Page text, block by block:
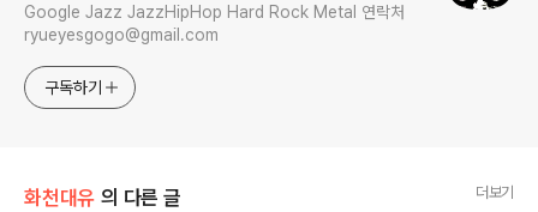
Google Jazz JazzHipHop Hard Rock Metal 연락처
ryueyesgogo@gmail.com
구독하기
화천대유 의 다른 글 더보기